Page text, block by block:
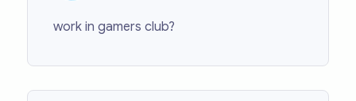
work in gamers club?